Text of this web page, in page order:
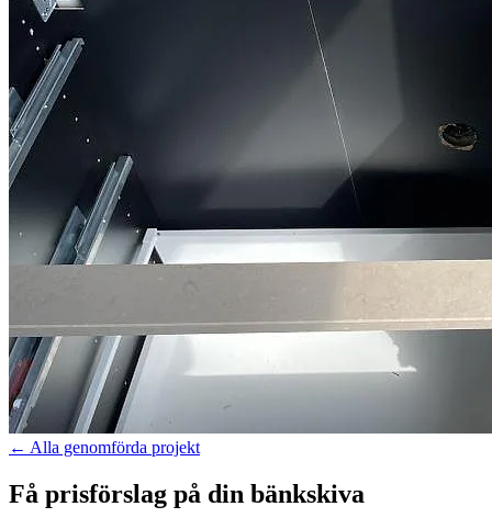
← Alla genomförda projekt
Få prisförslag på din bänkskiva